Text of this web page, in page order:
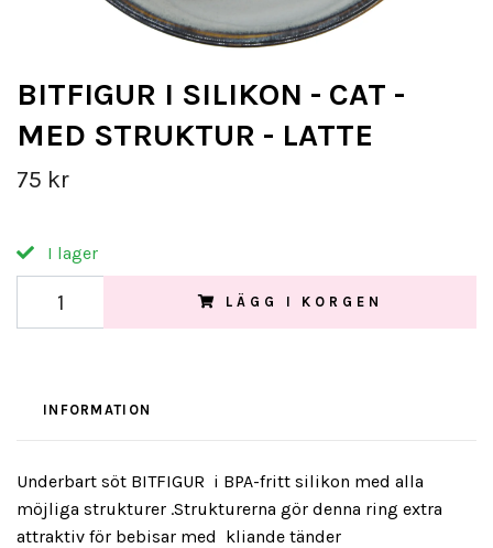
BITFIGUR I SILIKON - CAT -
MED STRUKTUR - LATTE
75 kr
I lager
LÄGG I KORGEN
INFORMATION
Underbart söt BITFIGUR i BPA-fritt silikon med alla
möjliga strukturer .Strukturerna gör denna ring extra
attraktiv för bebisar med kliande tänder